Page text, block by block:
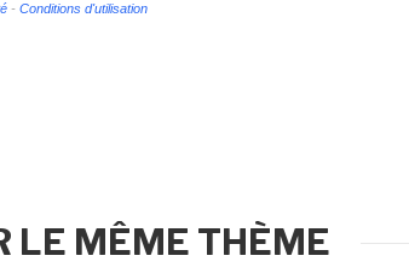
- Conditions d'utilisation
LE MÊME THÈME